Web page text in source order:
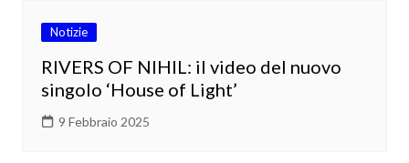
Notizie
RIVERS OF NIHIL: il video del nuovo
singolo ‘House of Light’
9 Febbraio 2025